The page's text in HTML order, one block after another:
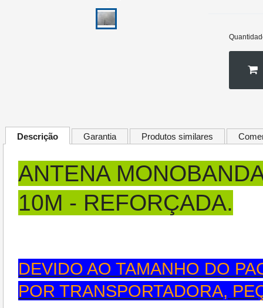
Descrição Garantia Produtos similares
ANTENA
10M - REFORÇADA.
DEVIDO AO TAMANHO DO
POR TRANSPORTADORA,